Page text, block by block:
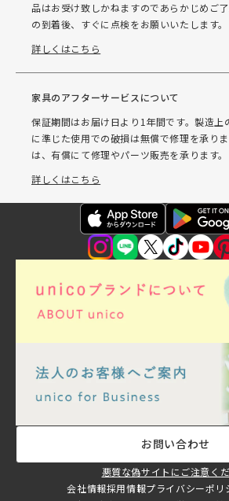
品はお受け致しかねますのであらかじめご
の到着後、すぐに点検をお願いいたします。
詳しくはこちら
家具のアフターサービスについて
保証期間はお届け日より1年間です。製造上
に準じた使用での破損は無償で修理を承り
は、有償にて修理やパーツ販売を承ります。
詳しくはこちら
お問い合わせ
悪質な偽サイトにご注意く
会社情報採用情報プライバシーポリ